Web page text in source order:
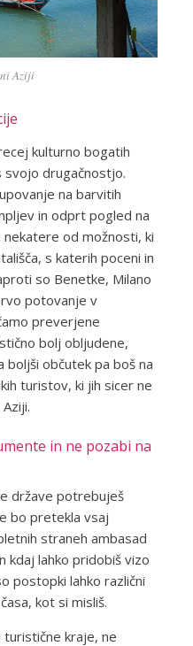
Aziji
kulturno bogatih
svojo drugačnostjo.
na barvitih
in odprt pogled na
od možnosti, ki
s katerih poceni in
so Benetke, Milano
potovanje v
preverjene
bolj obljudene,
boljši občutek pa boš na
turistov, ki jih sicer ne
in ne pozabi na
države potrebuješ
bo pretekla vsaj
straneh ambasad
kdaj lahko pridobiš vizo
postopki lahko različni
kot si misliš.
kraje, ne